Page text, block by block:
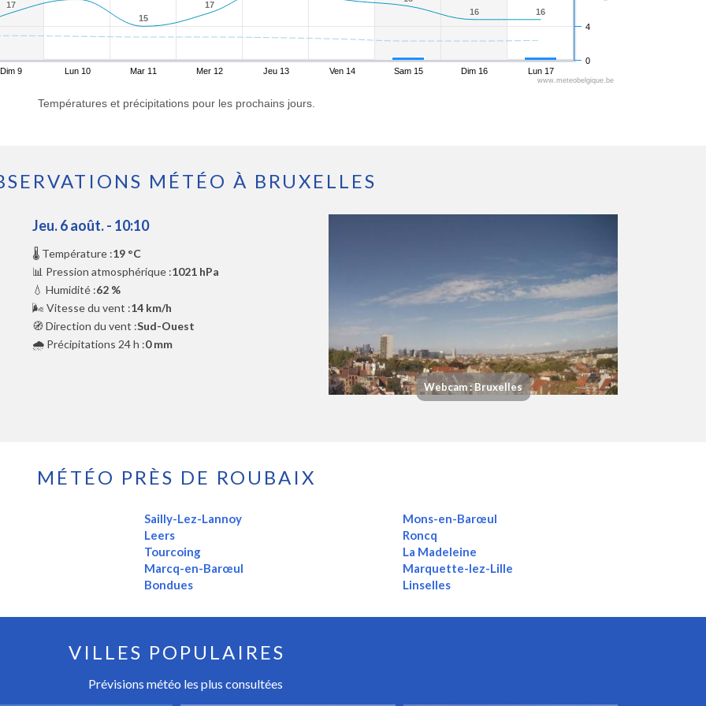
17
17
15
15
17
17
16
16 16
16
Dim 9 Lun 10 Mar 11 Mer 12 Jeu 13 Ven 14 Sam 15 Dim 16 Lun 17
0
4
www.meteobelgique.be
Températures et précipitations pour les prochains jours.
MÉTÉO À BRUXELLES
Jeu. 6 août. - 10:10
🌡️ Température :19 °C
📊 Pression atmosphérique :1021 hPa
💧 Humidité :62 %
🌬️ Vitesse du vent :14 km/h
🧭 Direction du vent :Sud-Ouest
🌧️ Précipitations 24 h :0 mm
Webcam : Bruxelles
MÉTÉO PRÈS DE ROUBAIX
Sailly-Lez-Lannoy
Leers
Tourcoing
Marcq-en-Barœul
Bondues
Mons-en-Barœul
Roncq
La Madeleine
Marquette-lez-Lille
Linselles
VILLES POPULAIRES
Prévisions météo les plus consultées